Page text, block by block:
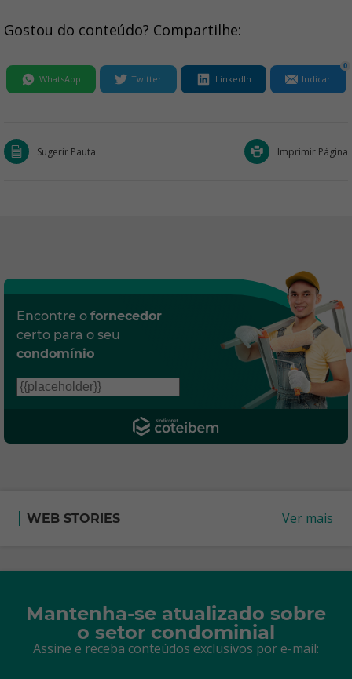
Gostou do conteúdo? Compartilhe:
WhatsApp Twitter LinkedIn Indicar
0
Sugerir Pauta Imprimir Página
Encontre o fornecedor
certo para o seu
condomínio
WEB STORIES Ver mais
Mantenha-se atualizado sobre
o setor condominial
Assine e receba conteúdos exclusivos por e-mail: